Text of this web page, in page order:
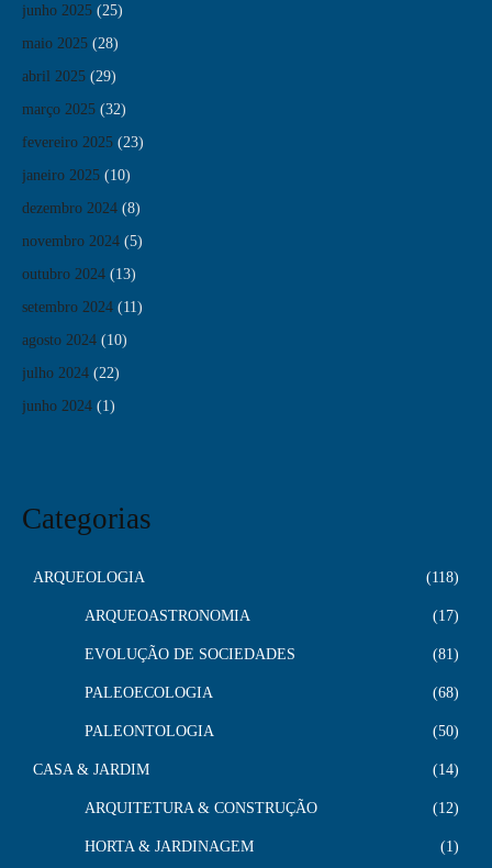
junho 2025 (25)
maio 2025 (28)
abril 2025 (29)
março 2025 (32)
fevereiro 2025 (23)
janeiro 2025 (10)
dezembro 2024 (8)
novembro 2024 (5)
outubro 2024 (13)
setembro 2024 (11)
agosto 2024 (10)
julho 2024 (22)
junho 2024 (1)
Categorias
ARQUEOLOGIA 118
ARQUEOASTRONOMIA 17
EVOLUÇÃO DE SOCIEDADES 81
PALEOECOLOGIA 68
PALEONTOLOGIA 50
CASA & JARDIM 14
ARQUITETURA & CONSTRUÇÃO 12
HORTA & JARDINAGEM 1